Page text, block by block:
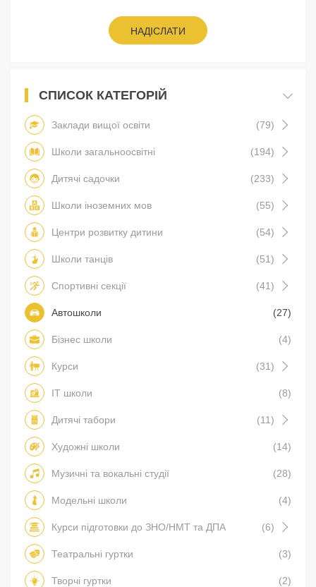
НАДІСЛАТИ
СПИСОК КАТЕГОРІЙ
Заклади вищої освіти (79)
Школи загальноосвітні (194)
Дитячі садочки (233)
Школи іноземних мов (55)
Центри розвитку дитини (54)
Школи танців (51)
Спортивні секції (41)
Автошколи (27)
Бізнес школи (4)
Курси (31)
IT школи (8)
Дитячі табори (11)
Художні школи (14)
Музичні та вокальні студії (28)
Модельні школи (4)
Курси підготовки до ЗНО/НМТ та ДПА (6)
Театральні гуртки (3)
Творчі гуртки (2)